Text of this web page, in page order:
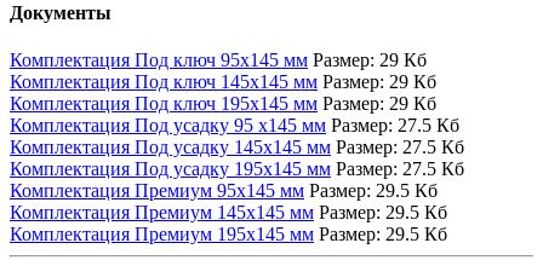
Документы
Комплектация Под ключ 95х145 мм Размер: 29 Кб
Комплектация Под ключ 145х145 мм Размер: 29 Кб
Комплектация Под ключ 195х145 мм Размер: 29 Кб
Комплектация Под усадку 95 х145 мм Размер: 27.5 Кб
Комплектация Под усадку 145х145 мм Размер: 27.5 Кб
Комплектация Под усадку 195х145 мм Размер: 27.5 Кб
Комплектация Премиум 95х145 мм Размер: 29.5 Кб
Комплектация Премиум 145х145 мм Размер: 29.5 Кб
Комплектация Премиум 195х145 мм Размер: 29.5 Кб